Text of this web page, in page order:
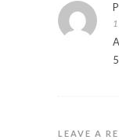
LEAVE A